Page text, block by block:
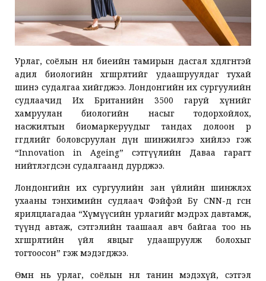
Урлаг, соёлын нөлөө биеийн тамирын дасгал хөдөлгөөнтэй
адил биологийн хөгшрөлтийг удаашруулдаг тухай
шинэ судалгаа хийгджээ. Лондонгийн их сургуулийн
судлаачид Их Британийн 3500 гаруй хүнийг
хамруулан биологийн насыг тодорхойлох,
насжилтын биомаркеруудыг тандах долоон өөр
өгөгдлийг боловсруулан дүн шинжилгээ хийлээ гэж
“Innovation in Ageing” сэтгүүлийн Даваа гарагт
нийтлэгдсэн судалгаанд дурджээ.
Лондонгийн их сургуулийн зан үйлийн шинжлэх
ухааны тэнхимийн судлаач Фэйфэй Бу CNN-д өгсөн
ярилцлагадаа “Хүмүүсийн урлагийг мэдрэх давтамж,
түүнд автаж, сэтгэлийн таашаал авч байгаа тоо нь
хөгшрөлтийн үйл явцыг удаашруулж болохыг
тогтоосон” гэж мэдэгджээ.
Өмнө нь урлаг, соёлын нөлөө танин мэдэхүй, сэтгэл